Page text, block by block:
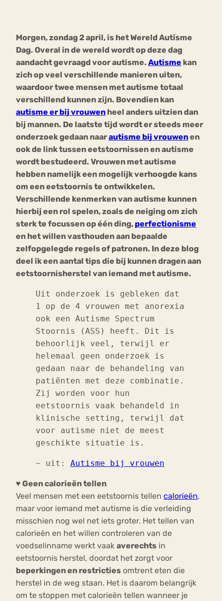
Morgen, zondag 2 april, is het Wereld Autisme
Dag. Overal in de wereld wordt op deze dag
aandacht gevraagd voor autisme. Autisme kan
zich op veel verschillende manieren uiten,
waardoor twee mensen met autisme totaal
verschillend kunnen zijn. Bovendien kan
autisme er bij vrouwen heel anders uitzien dan
bij mannen. De laatste tijd wordt er steeds meer
onderzoek gedaan naarautisme bij vrouwenen
ook de link tussen eetstoornissen en autisme
wordt bestudeerd. Vrouwen met autisme
hebben namelijk een mogelijk verhoogde kans
om een eetstoornis te ontwikkelen.
Verschillende kenmerken van autisme kunnen
hierbij een rol spelen, zoals de neiging om zich
sterk te focussen op één ding, perfectionisme
en het willen vasthouden aan bepaalde
zelfopgelegde regels of patronen. In deze blog
deel ik een aantal tips die bij kunnen dragen aan
eetstoornisherstel van iemand met autisme.
Uit onderzoek is gebleken dat
1 op de 4 vrouwen met anorexia
ook een Autisme Spectrum
Stoornis (ASS) heeft. Dit is
behoorlijk veel, terwijl er
helemaal geen onderzoek is
gedaan naar de behandeling van
patiënten met deze combinatie.
Zij worden voor hun
eetstoornis vaak behandeld in
klinische setting, terwijl dat
voor autisme niet de meest
geschikte situatie is.
~ uit: Autisme bij vrouwen
♥ Geen calorieën tellen
Veel mensen met een eetstoornis tellen calorieën,
maar voor iemand met autisme is die verleiding
misschien nog wel net iets groter. Het tellen van
calorieën en het willen controleren van de
voedselinname werkt vaak averechts in
eetstoornis herstel, doordat het zorgt voor
beperkingen en restricties omtrent eten die
herstel in de weg staan. Het is daarom belangrijk
om te stoppen met calorieën tellen wanneer je
Chat
Forum
mia
Nerv
osa
Eetstoornis Anorexia Nervosa
Eetbuien Piekeren Sport
Trauma
Orthorexia
Afvallen Angst